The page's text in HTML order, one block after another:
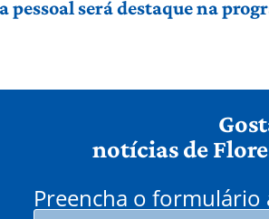
pessoal será destaque na
notícias de
Preencha o formulário